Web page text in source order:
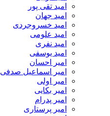
امید تقی پور
امید جهان
امید خسروجردی
امید علومی
امید نفری
امید یوسفی
امیر احسان
امیر اسماعیل صدفی
امیر اولی
امیر بکایی
امیر پدرام
امیر پرستاری